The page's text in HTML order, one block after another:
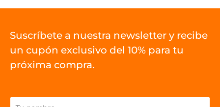
Suscríbete a nuestra newsletter y recibe
un cupón exclusivo del 10% para tu
próxima compra.